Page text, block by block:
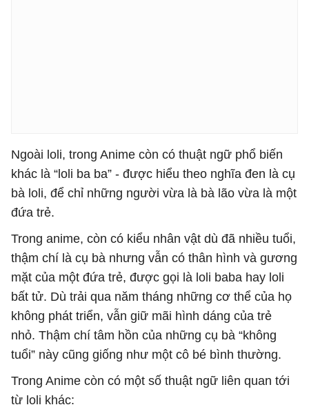
Ngoài loli, trong Anime còn có thuật ngữ phổ biến
khác là “loli ba ba” - được hiểu theo nghĩa đen là cụ
bà loli, để chỉ những người vừa là bà lão vừa là một
đứa trẻ.
Trong anime, còn có kiểu nhân vật dù đã nhiều tuổi,
thậm chí là cụ bà nhưng vẫn có thân hình và gương
mặt của một đứa trẻ, được gọi là loli baba hay loli
bất tử. Dù trải qua năm tháng những cơ thể của họ
không phát triển, vẫn giữ mãi hình dáng của trẻ
nhỏ. Thậm chí tâm hồn của những cụ bà “không
tuổi” này cũng giống như một cô bé bình thường.
Trong Anime còn có một số thuật ngữ liên quan tới
từ loli khác: